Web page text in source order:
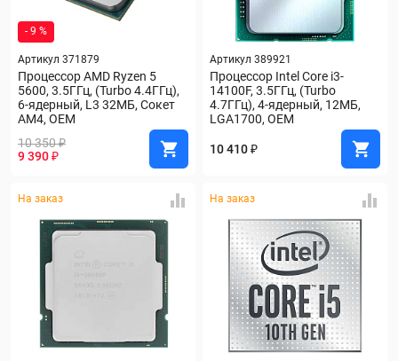
- 9 %
Артикул 371879
Процессор AMD Ryzen 5
5600, 3.5ГГц, (Turbo 4.4ГГц),
6-ядерный, L3 32МБ, Сокет
AM4, OEM
10 350 ₽
9 390 ₽
Артикул 389921
Процессор Intel Core i3-
14100F, 3.5ГГц, (Turbo
4.7ГГц), 4-ядерный, 12МБ,
LGA1700, OEM
10 410 ₽
На заказ На заказ